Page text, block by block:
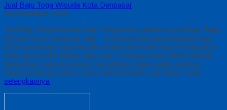
Jual Baju Toga Wisuda Kota Denpasar
29 Desember 2020
Jual Baju Toga Wisuda Kota Denpasar by Alfairuz Jual Baju Toga
Wisuda Kota Denpasar Bali – Produsen pemasok busana toga.
terima pesanan toga wisuda, di dunia konveksi toga mempunyai
beberapa model bahan kain toga. Umumnya ada sekian banyak
bahan/kain yang konveksi toga alfairuz pakai salah satunya :
bahan bestway, bahan saten, bahan beludru, jet-black. Saat…
selengkapnya